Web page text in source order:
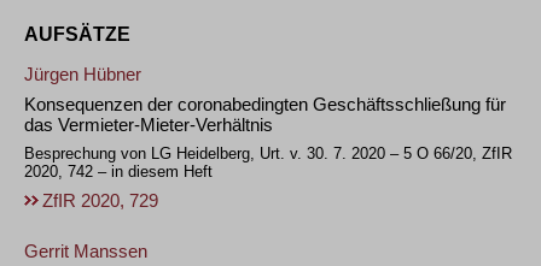
AUFSÄTZE
Jürgen Hübner
Konsequenzen der coronabedingten Geschäftsschließung für
das Vermieter-Mieter-Verhältnis
Besprechung von LG Heidelberg, Urt. v. 30. 7. 2020 – 5 O 66/20, ZfIR
2020, 742 – in diesem Heft
ZfIR 2020, 729
Gerrit Manssen